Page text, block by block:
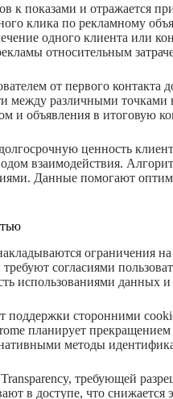
к показами и отражается
клика по рекламному
одного клиента или
относительным
от первого
между различными
и объявления в итоговую
ценность
взаимодействия.
Данные помогают
ограничения
согласиями
использованиями данных
поддержки сторонними
планирует
методы
требующей
в доступе, что снижается